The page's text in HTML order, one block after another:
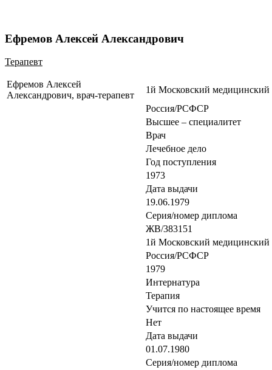
Ефремов Алексей Александрович
Терапевт
Ефремов Алексей
Александрович, врач-терапевт
1й Московский
Россия/РСФСР
Высшее – специалитет
Врач
Лечебное дело
Год поступления
1973
Дата выдачи
19.06.1979
Серия/номер диплома
ЖВ/383151
1й Московский
Россия/РСФСР
1979
Интернатура
Терапия
Учится по настоящее время
Нет
Дата выдачи
01.07.1980
Серия/номер диплома